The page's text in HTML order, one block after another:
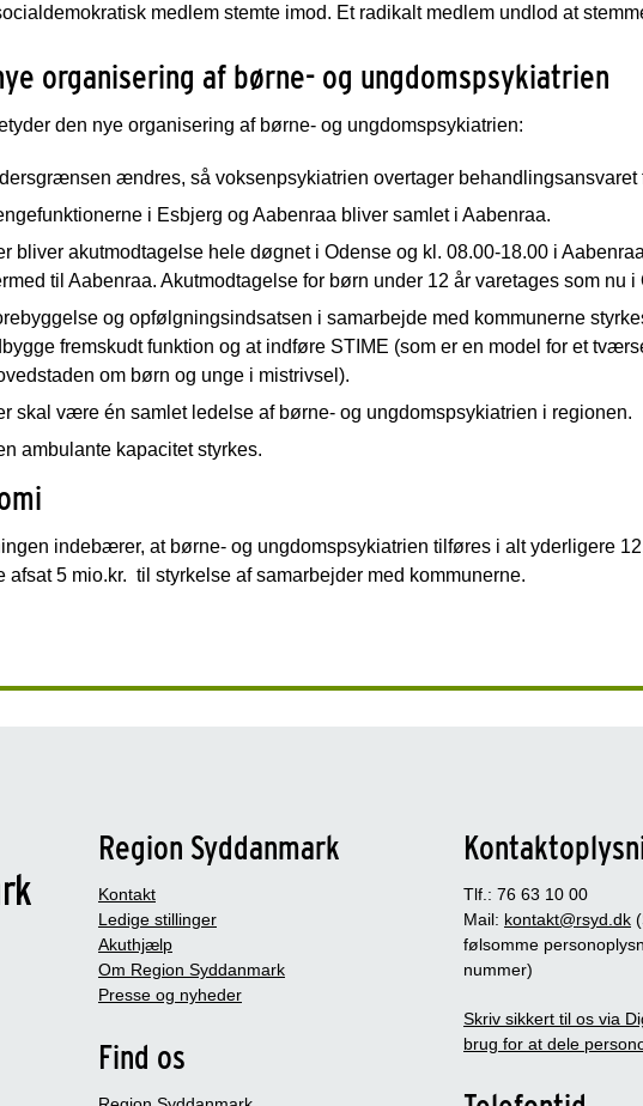
medlem stemte imod. Et radikalt medlem undlod at
organisering af børne- og ungdomspsykiatrien
den nye organisering af børne- og ungdomspsykiatrien:
ændres, så voksenpsykiatrien overtager behandlingsansvaret
i Esbjerg og Aabenraa bliver samlet i Aabenraa.
bliver akutmodtagelse hele døgnet i Odense og kl. 08.00-18.00 i
til Aabenraa. Akutmodtagelse for børn under 12 år varetages som nu i
og opfølgningsindsatsen i samarbejde med kommunerne
fremskudt funktion og at indføre STIME (som er en model for et
om børn og unge i mistrivsel).
skal være én samlet ledelse af børne- og ungdomspsykiatrien i regionen.
ambulante kapacitet styrkes.
indebærer, at børne- og ungdomspsykiatrien tilføres i alt yderligere
afsat 5 mio.kr. til styrkelse af samarbejder med kommunerne.
Region Syddanmark
Kontakt
Ledige stillinger
Akuthjælp
Om Region Syddanmark
Presse og nyheder
Find os
Tlf.: 76 63 10 00
Mail: kontakt@rsyd.dk
følsomme
nummer)
Skriv sikkert til os via
brug for at dele